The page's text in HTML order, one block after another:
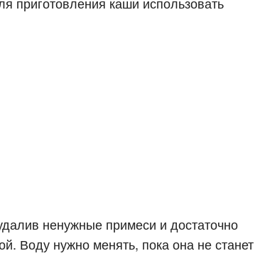
ненужные примеси и достаточно
Воду нужно менять, пока она не станет